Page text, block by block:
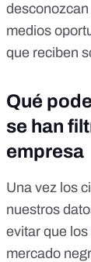
medios
que reciben
Qué
se han
empresa
Una vez los
nuestros
evitar que
mercado